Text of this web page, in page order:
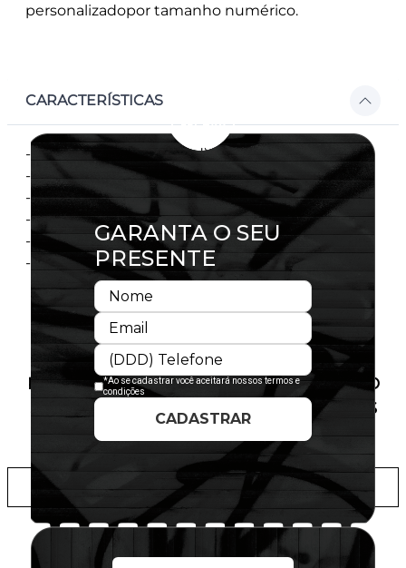
personalizadopor tamanho numérico.
CARACTERÍSTICAS
- Modelo fechado (Fitted), vendido por tamanho
- Copa semiestruturado
- Aba reta
- Flag New Era bordada na lateral esquerda
- Licença oficial
- Composição:97% Poliéster 3% Elastano
PRODUTO SEM ESTOQUE DÍSPONÍVEL NO
SITE, CONSULTE A DISPONIBILIDADE NAS
ADICIONAR A LISTA DE DESEJOS